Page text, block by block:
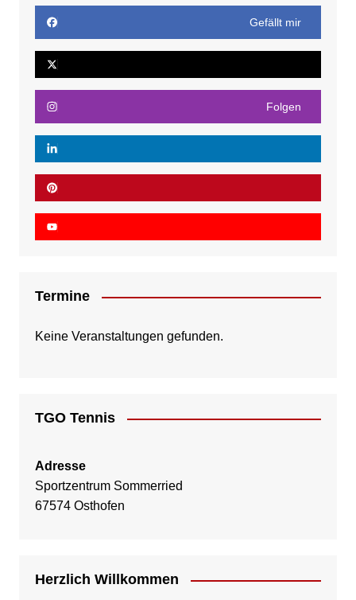
Gefällt mir
Folgen
Termine
Keine Veranstaltungen gefunden.
TGO Tennis
Adresse
Sportzentrum Sommerried
67574 Osthofen
Herzlich Willkommen